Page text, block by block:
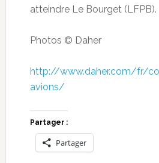
atteindre Le Bourget
Photos © Daher
http://www.daher.com/fr/
avions/
Partager :
Partager